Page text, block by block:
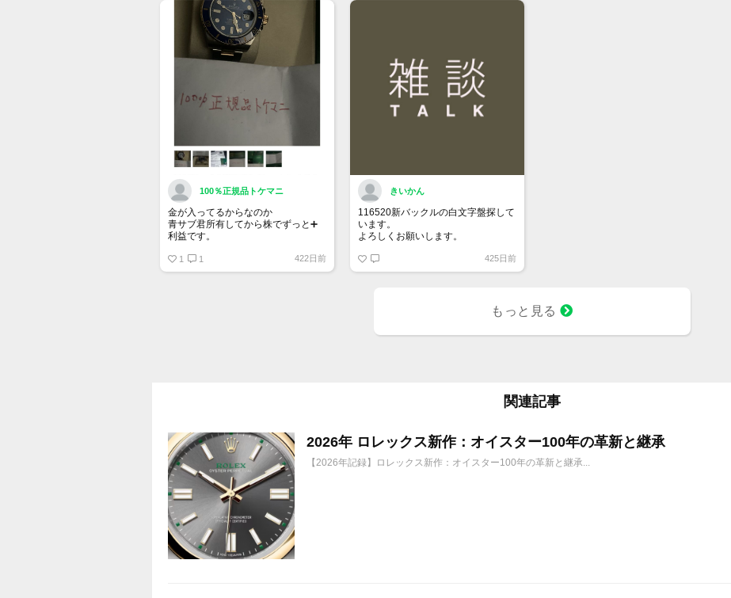
詳しくはマイページ＞お知らせをご
確認ください。
100％正規品トケマニ
金が入ってるからなのか
青サブ君所有してから株でずっと➕
利益です。
銘柄番号7932 ニッピ
1 1 422日前
きいかん
116520新バックルの白文字盤探して
います。
よろしくお願いします。
425日前
もっと見る
関連記事
2026年 ロレックス新作：オイスター100年の革新と継承
【2026年記録】ロレックス新作：オイスター100年の革新と継承...